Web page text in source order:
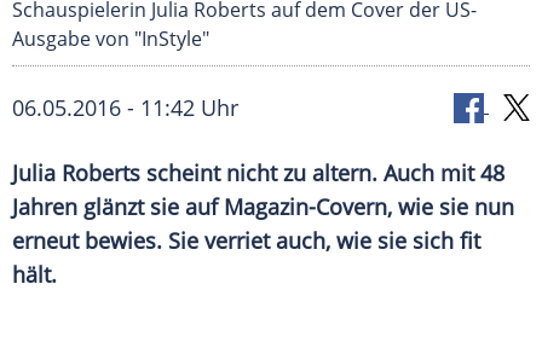
Schauspielerin Julia Roberts auf dem Cover der US-
Ausgabe von "InStyle"
06.05.2016 - 11:42 Uhr
Julia Roberts scheint nicht zu altern. Auch mit 48
Jahren glänzt sie auf Magazin-Covern, wie sie nun
erneut bewies. Sie verriet auch, wie sie sich fit
hält.